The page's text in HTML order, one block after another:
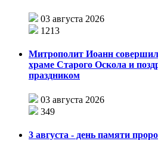
03 августа 2026
1213
Митрополит Иоанн
храме Старого Оскола и
праздником
03 августа 2026
349
3 августа - день памяти